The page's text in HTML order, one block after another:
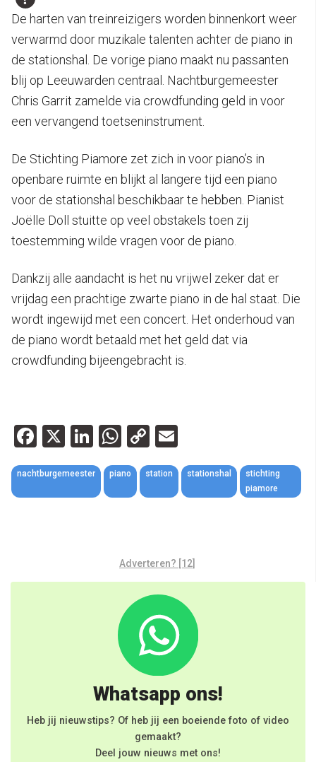
De harten van treinreizigers worden binnenkort weer
verwarmd door muzikale talenten achter de piano in
de stationshal. De vorige piano maakt nu passanten
blij op Leeuwarden centraal. Nachtburgemeester
Chris Garrit zamelde via crowdfunding geld in voor
een vervangend toetseninstrument.
De Stichting Piamore zet zich in voor piano’s in
openbare ruimte en blijkt al langere tijd een piano
voor de stationshal beschikbaar te hebben. Pianist
Joëlle Doll stuitte op veel obstakels toen zij
toestemming wilde vragen voor de piano.
Dankzij alle aandacht is het nu vrijwel zeker dat er
vrijdag een prachtige zwarte piano in de hal staat. Die
wordt ingewijd met een concert. Het onderhoud van
de piano wordt betaald met het geld dat via
crowdfunding bijeengebracht is.
Facebook
X LinkedIn
WhatsApp
Copy
Link
nachtburgemeester piano station stationshal
stichting
piamore
Adverteren? [12]
Whatsapp ons!
Heb jij nieuwstips? Of heb jij een boeiende foto of video
gemaakt?
Deel jouw nieuws met ons!